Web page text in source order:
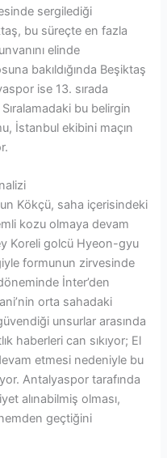
sergilediği
bu süreçte en fazla
elinde
bakıldığında Beşiktaş
ise 13. sırada
bu belirgin
İstanbul ekibini maçın
Kökçü, saha içerisindeki
kozu olmaya devam
Koreli golcü Hyeon-gyu
formunun zirvesinde
İnter’den
orta sahadaki
unsurlar arasında
haberleri can sıkıyor; El
etmesi nedeniyle bu
Antalyaspor tarafında
alınabilmiş olması,
geçtiğini